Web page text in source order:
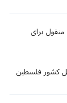
برای
کشور فلسطین